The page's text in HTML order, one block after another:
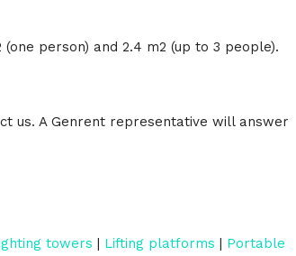
person) and 2.4 m2 (up to 3 people).
us. A Genrent representative will answer
towers | Lifting platforms | Portable